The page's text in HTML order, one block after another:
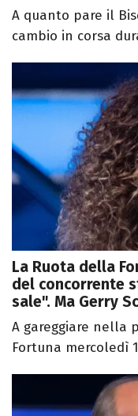
A quanto pare il
cambio in corsa
La Ruota della
del concorrente
sale". Ma Gerry
A gareggiare nella
Fortuna mercoledì